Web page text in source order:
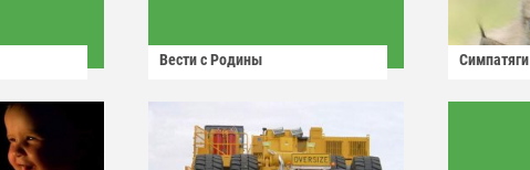
Вести с Родины Симпатяги